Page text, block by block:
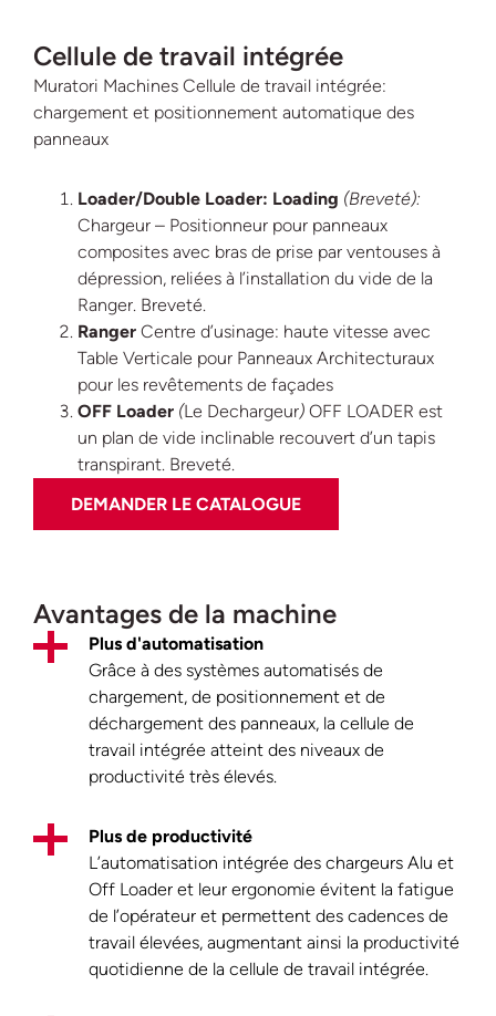
Cellule de travail intégrée
Muratori Machines Cellule de travail intégrée:
chargement et positionnement automatique des
panneaux
Loader/Double Loader: Loading (Breveté):
Chargeur – Positionneur pour panneaux
composites avec bras de prise par ventouses à
dépression, reliées à l’installation du vide de la
Ranger. Breveté.
Ranger Centre d’usinage: haute vitesse avec
Table Verticale pour Panneaux Architecturaux
pour les revêtements de façades
OFF Loader (Le Dechargeur) OFF LOADER est
un plan de vide inclinable recouvert d’un tapis
transpirant. Breveté.
DEMANDER LE CATALOGUE
Avantages de la machine
Plus d'automatisation
Grâce à des systèmes automatisés de
chargement, de positionnement et de
déchargement des panneaux, la cellule de
travail intégrée atteint des niveaux de
productivité très élevés.
Plus de productivité
L’automatisation intégrée des chargeurs Alu et
Off Loader et leur ergonomie évitent la fatigue
de l’opérateur et permettent des cadences de
travail élevées, augmentant ainsi la productivité
quotidienne de la cellule de travail intégrée.